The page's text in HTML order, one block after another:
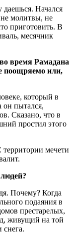
даешься. Начался
молитвы, не
приготовить. В
месячник
время Рамадана
поощряемо или,
который в
он пытался,
Сказано, что в
простил этого
мечети
Почему? Когда
подаяния в
престарелых,
живущий на той
снега.